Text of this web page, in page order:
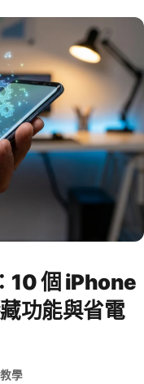
10 個 iPhone
功能與省電
學